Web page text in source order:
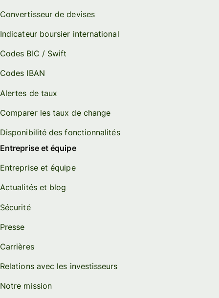
Convertisseur de devises
Indicateur boursier international
Codes BIC / Swift
Codes IBAN
Alertes de taux
Comparer les taux de change
Disponibilité des fonctionnalités
Entreprise et équipe
Entreprise et équipe
Actualités et blog
Sécurité
Presse
Carrières
Relations avec les investisseurs
Notre mission